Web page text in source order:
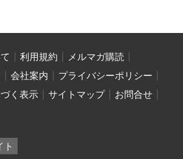
利用規約
メルマガ購読
会社案内
プライバシーポリシー
く表示
サイトマップ
お問合せ
ト